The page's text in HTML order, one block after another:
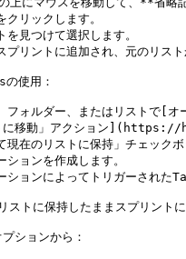
リックします。
見つけて選択します。
リントに追加され、元のリスト
使用：
フォルダー、またはリス
に移動」アクション
在のリストに保持」チェックボ
ョンを作成します。
ョンによってトリガーされた
ストに保持したままスプリント
ションから：